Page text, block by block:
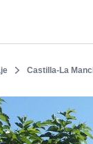
Castilla-La